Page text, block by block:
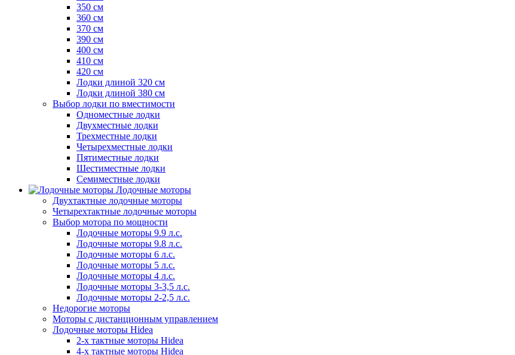
350 см
360 см
370 см
390 см
400 см
410 см
420 см
Лодки длиной 320 см
Лодки длиной 380 см
Выбор лодки по вместимости
Одноместные лодки
Двухместные лодки
Трехместные лодки
Четырехместные лодки
Пятиместные лодки
Шестиместные лодки
Семиместные лодки
Лодочные моторы
Двухтактные лодочные моторы
Четырехтактные лодочные моторы
Выбор мотора по мощности
Лодочные моторы 9.9 л.с.
Лодочные моторы 9.8 л.с.
Лодочные моторы 6 л.с.
Лодочные моторы 5 л.с.
Лодочные моторы 4 л.с.
Лодочные моторы 3-3,5 л.с.
Лодочные моторы 2-2,5 л.с.
Недорогие моторы
Моторы с дистанционным управлением
Лодочные моторы Hidea
2-х тактные моторы Hidea
4-х тактные моторы Hidea